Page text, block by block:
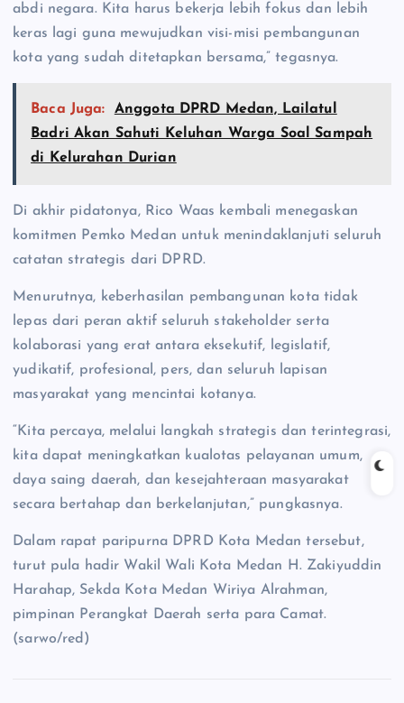
abdi negara. Kita harus bekerja lebih fokus dan lebih
keras lagi guna mewujudkan visi-misi pembangunan
kota yang sudah ditetapkan bersama,” tegasnya.
Baca Juga:
Anggota DPRD Medan, Lailatul
Badri Akan Sahuti Keluhan Warga Soal Sampah
di Kelurahan Durian
​Di akhir pidatonya, Rico Waas kembali menegaskan
komitmen Pemko Medan untuk menindaklanjuti seluruh
catatan strategis dari DPRD.
Menurutnya, keberhasilan pembangunan kota tidak
lepas dari peran aktif seluruh stakeholder serta
kolaborasi yang erat antara eksekutif, legislatif,
yudikatif, profesional, pers, dan seluruh lapisan
masyarakat yang mencintai kotanya.
“Kita percaya, melalui langkah strategis dan terintegrasi,
kita dapat meningkatkan kualotas pelayanan umum,
daya saing daerah, dan kesejahteraan masyarakat
secara bertahap dan berkelanjutan,” pungkasnya.
Dalam rapat paripurna DPRD Kota Medan tersebut,
turut pula hadir Wakil Wali Kota Medan H. Zakiyuddin
Harahap, Sekda Kota Medan Wiriya Alrahman,
pimpinan Perangkat Daerah serta para Camat.
(sarwo/red)